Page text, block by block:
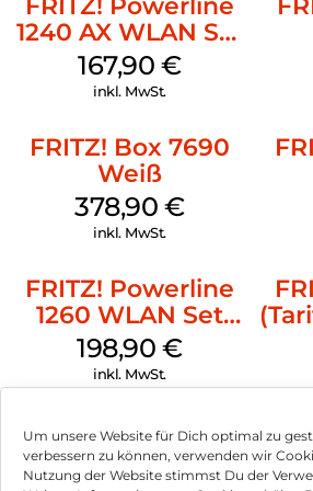
Um unsere Website für Dich optimal zu
verbessern zu können, verwenden wir
Nutzung der Website stimmst Du der
Perfekt für FRITZ!NAS und den FRITZ!-
USB-Anschluss: Verbinden Sie eine
Ihrer FRITZ!Box und greifen Sie im
Die FRITZ!Box 5690 bietet Ihnen
Telefoniekomfort: Sie können ein
Zudem lassen sich bis zu fünf
und Ruflisten verwalten.
stets auf dem Laufenden. Darüber
Telefonbücher von Google, Apple und
Anbietern mit Ihrer FRITZ!Box
FRITZ!Apps für mehr Komfort:
Dank der FRITZ!Apps greifen Sie per
Blick.
Mit Sicherheit FRITZ!Box:
FRITZ! Powerline
1240 AX WLAN Set
Weiß
167,90€
inkl. MwSt.
FRITZ! Box 7690
Weiß
378,90€
inkl. MwSt.
FRITZ! Powerline
1260 WLAN Set
Weiß
198,90€
inkl. MwSt.